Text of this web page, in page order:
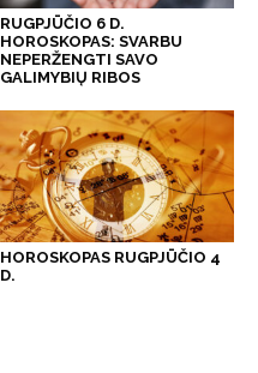
RUGPJŪČIO 6 D.
HOROSKOPAS: SVARBU
NEPERŽENGTI SAVO
GALIMYBIŲ RIBOS
HOROSKOPAS RUGPJŪČIO 4
D.